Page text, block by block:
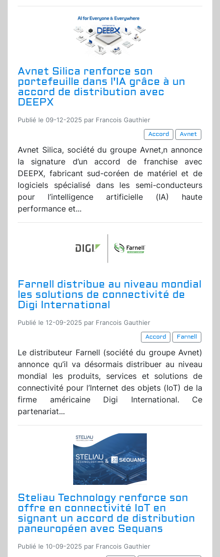
Avnet Silica renforce son
portefeuille dans l'IA grâce à un
accord de distribution avec
DEEPX
Publié le 09-12-2025 par Francois Gauthier
Accord
Avnet
Avnet Silica, société du groupe Avnet,n annonce
la signature d’un accord de franchise avec
DEEPX, fabricant sud-coréen de matériel et de
logiciels spécialisé dans les semi-conducteurs
pour l’intelligence artificielle (IA) haute
performance et...
Farnell distribue au niveau mondial
les solutions de connectivité de
Digi International
Publié le 12-09-2025 par Francois Gauthier
Accord
Farnell
Le distributeur Farnell (société du groupe Avnet)
annonce qu’il va désormais distribuer au niveau
mondial les produits, services et solutions de
connectivité pour l’Internet des objets (IoT) de la
firme américaine Digi International. Ce
partenariat...
Steliau Technology renforce son
offre en connectivité IoT en
signant un accord de distribution
paneuropéen avec Sequans
Publié le 10-09-2025 par Francois Gauthier